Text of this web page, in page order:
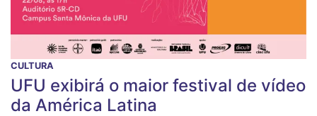
CULTURA
UFU exibirá o maior festival de vídeo
da América Latina